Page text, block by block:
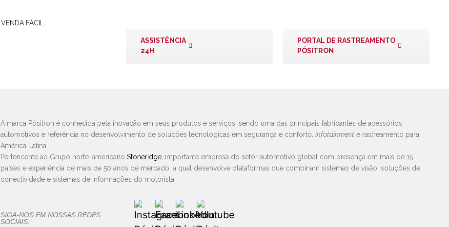
VENDA FÁCIL
ASSISTÊNCIA
24H
PORTAL DE RASTREAMENTO
PÓSITRON
A marca Pósitron é conhecida pela inovação em seus produtos e serviços, sendo uma das principais fabricantes de acessórios
automotivos e referência no desenvolvimento de soluções tecnológicas em segurança e conforto,infotainment e rastreamento para
América Latina.
Pertencente ao Grupo norte-americanoStoneridge, importante empresa do setor automotivo global com presença em mais de 15
países e experiência de mais de 50 anos de mercado, a qual desenvolve plataformas que combinam sistemas de visão, soluções de
conectividade e sistemas de informações do motorista.
SIGA-NOS EM NOSSAS REDES
SOCIAIS: